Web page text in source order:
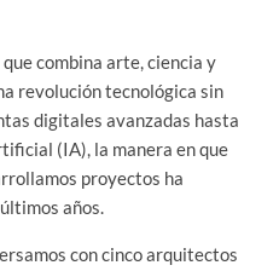
combina arte, ciencia y
revolución tecnológica sin
digitales avanzadas hasta
(IA), la manera en que
proyectos ha
años.
con cinco arquitectos